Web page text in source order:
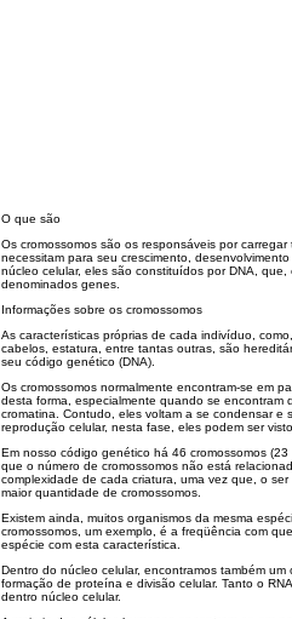
O que são
Os cromossomos são os responsáveis por
necessitam para seu crescimento,
núcleo celular, eles são constituídos por DNA,
denominados genes.
Informações sobre os cromossomos
As características próprias de cada indivíduo,
cabelos, estatura, entre tantas outras, são
seu código genético (DNA).
Os cromossomos normalmente encontram-se em
desta forma, especialmente quando se encontram
cromatina. Contudo, eles voltam a se condensar e
reprodução celular, nesta fase, eles podem ser
Em nosso código genético há 46 cromossomos
que o número de cromossomos não está
complexidade de cada criatura, uma vez que, o
maior quantidade de cromossomos.
Existem ainda, muitos organismos da mesma
cromossomos, um exemplo, é a freqüência com
espécie com esta característica.
Dentro do núcleo celular, encontramos também
formação de proteína e divisão celular. Tanto o
dentro núcleo celular.